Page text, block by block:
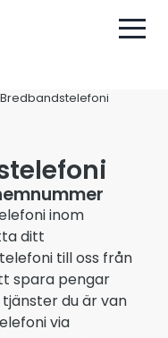
Bredbandstelefoni
inom
ditt
till oss från
spara pengar
du är van
via